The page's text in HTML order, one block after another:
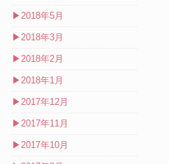
▶2018年5月
▶2018年3月
▶2018年2月
▶2018年1月
▶2017年12月
▶2017年11月
▶2017年10月